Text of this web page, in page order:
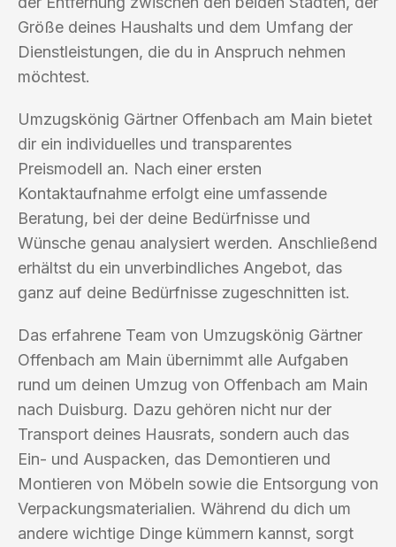
Größe deines Haushalts und dem Umfang der
Dienstleistungen, die du in Anspruch nehmen
möchtest.
Umzugskönig Gärtner Offenbach am Main bietet
dir ein individuelles und transparentes
Preismodell an. Nach einer ersten
Kontaktaufnahme erfolgt eine umfassende
Beratung, bei der deine Bedürfnisse und
Wünsche genau analysiert werden. Anschließend
erhältst du ein unverbindliches Angebot, das
ganz auf deine Bedürfnisse zugeschnitten ist.
Das erfahrene Team von Umzugskönig Gärtner
Offenbach am Main übernimmt alle Aufgaben
rund um deinen Umzug von Offenbach am Main
nach Duisburg. Dazu gehören nicht nur der
Transport deines Hausrats, sondern auch das
Ein- und Auspacken, das Demontieren und
Montieren von Möbeln sowie die Entsorgung von
Verpackungsmaterialien. Während du dich um
andere wichtige Dinge kümmern kannst, sorgt